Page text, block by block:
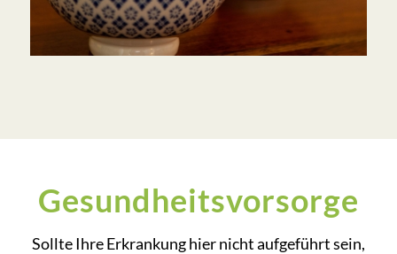
Gesundheits­vorsorge
Sollte Ihre Erkrankung hier nicht aufgeführt sein,